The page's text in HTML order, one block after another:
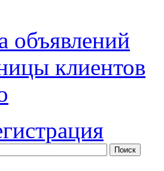
объявлений
клиентов
Поиск